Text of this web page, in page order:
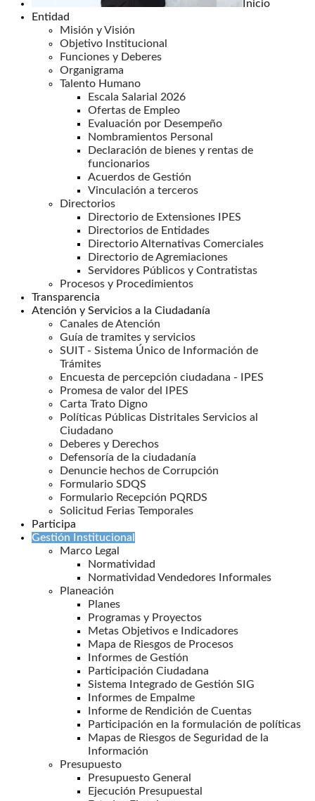
Inicio
Entidad
Misión y Visión
Objetivo Institucional
Funciones y Deberes
Organigrama
Talento Humano
Escala Salarial 2026
Ofertas de Empleo
Evaluación por Desempeño
Nombramientos Personal
Declaración de bienes y rentas de
funcionarios
Acuerdos de Gestión
Vinculación a terceros
Directorios
Directorio de Extensiones IPES
Directorios de Entidades
Directorio Alternativas Comerciales
Directorio de Agremiaciones
Servidores Públicos y Contratistas
Procesos y Procedimientos
Transparencia
Atención y Servicios a la Ciudadanía
Canales de Atención
Guía de tramites y servicios
SUIT - Sistema Único de Información de
Trámites
Encuesta de percepción ciudadana - IPES
Promesa de valor del IPES
Carta Trato Digno
Políticas Públicas Distritales Servicios al
Ciudadano
Deberes y Derechos
Defensoría de la ciudadanía
Denuncie hechos de Corrupción
Formulario SDQS
Formulario Recepción PQRDS
Solicitud Ferias Temporales
Participa
Gestión Institucional
Marco Legal
Normatividad
Normatividad Vendedores Informales
Planeación
Planes
Programas y Proyectos
Metas Objetivos e Indicadores
Mapa de Riesgos de Procesos
Informes de Gestión
Participación Ciudadana
Sistema Integrado de Gestión SIG
Informes de Empalme
Informe de Rendición de Cuentas
Participación en la formulación de políticas
Mapas de Riesgos de Seguridad de la
Información
Presupuesto
Presupuesto General
Ejecución Presupuestal